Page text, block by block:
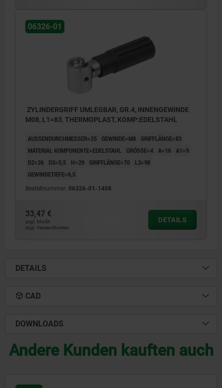
06326-01
ZYLINDERGRIFF UMLEGBAR, GR.4, INNENGEWINDE
M08, L1=83, THERMOPLAST, KOMP:EDELSTAHL
AUSSENDURCHMESSER=25 GEWINDE=M8
GRIFFLÄNGE=83
MATERIAL KOMPONENTE=EDELSTAHL
GRÖSSE=4 A=16 A1=9
D2=26
D3=5,5 H=29 GRIFFLÄNGE=70
L3=98
GEWINDETIEFE=6,5
Bestellnummer: 06326-01-1408
33,47 €
zzgl. MwSt.
zzgl. Versandkosten
DETAILS
DETAILS
CAD
DOWNLOADS
Andere Kunden kauften auch